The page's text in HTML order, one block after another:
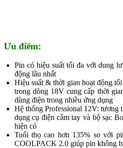
Ưu điểm:
Pin có hiệu suất tối đa với dung
động lâu nhất
Hiệu suất & thời gian hoạt động
trong dòng 18V cung cấp thời
dùng điện trong nhiều ứng dụng
Hệ thống Professional 12V: tương
dụng cụ điện cầm tay và bộ sạc
hiện có
Tuổi thọ cao hơn 135% so với
COOLPACK 2.0 giúp pin không